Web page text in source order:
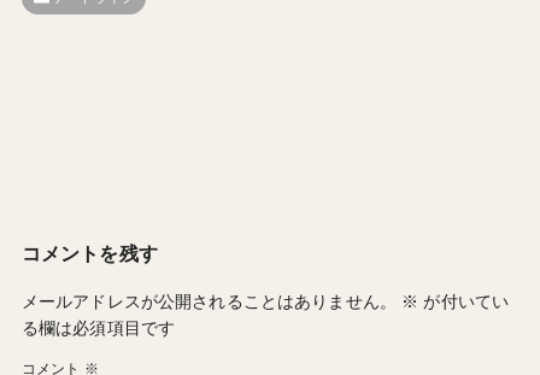
コメントを残す
メールアドレスが公開されることはありません。 ※ が付いてい
る欄は必須項目です
コメント ※